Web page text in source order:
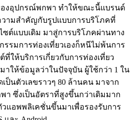
องอุปกรณ์พกพา ทำให้ขณะนี้แบรนด์
วามสำคัญกับรูปแบบการบริโภคที่
ซต์แบบเดิม มาสู่การบริโภคผ่านทาง
รมการท่องเที่ยวเองก็หนีไม่พ้นการ
ที่ให้บริการเกี่ยวกับการท่องเที่ยว
มาให้ข้อมูลว่าในปัจจุบัน ผู้ใช้กว่า 1 ใน
ป็นตัวเลขราวๆ 80 ล้านคน มาจาก
ซึ่งเป็นอัตราที่สูงขึ้นกว่าเดิมมาก
แอพพลิเคชั่นขึ้นมาเพื่อรองรับการ